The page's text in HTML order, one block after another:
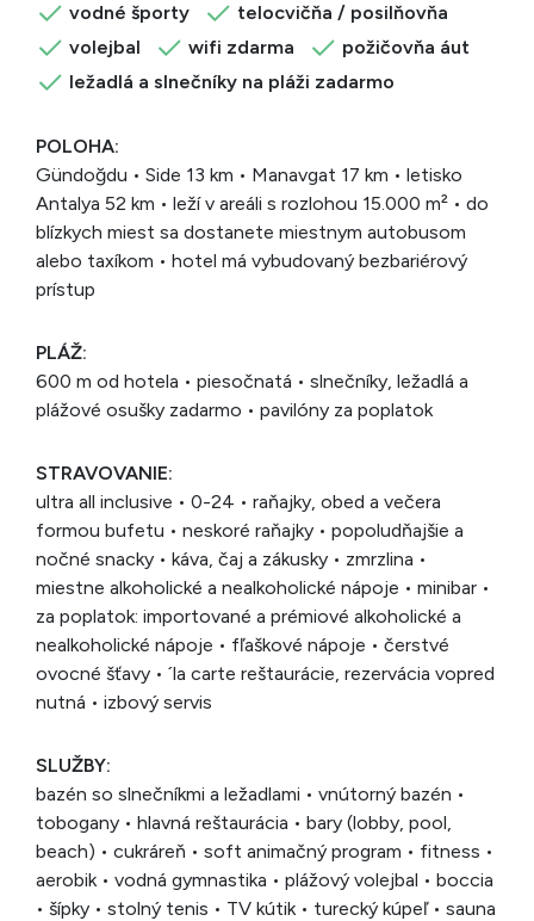
vodné športy
telocvičňa / posilňovňa
volejbal
wifi zdarma
požičovňa áut
ležadlá a slnečníky na pláži zadarmo
POLOHA:
Gündoğdu • Side 13 km • Manavgat 17 km • letisko
Antalya 52 km • leží v areáli s rozlohou 15.000 m² • do
blízkych miest sa dostanete miestnym autobusom
alebo taxíkom • hotel má vybudovaný bezbariérový
prístup
PLÁŽ:
600 m od hotela • piesočnatá • slnečníky, ležadlá a
plážové osušky zadarmo • pavilóny za poplatok
STRAVOVANIE:
ultra all inclusive • 0-24 • raňajky, obed a večera
formou bufetu • neskoré raňajky • popoludňajšie a
nočné snacky • káva, čaj a zákusky • zmrzlina •
miestne alkoholické a nealkoholické nápoje • minibar •
za poplatok: importované a prémiové alkoholické a
nealkoholické nápoje • fľaškové nápoje • čerstvé
ovocné šťavy • ´la carte reštaurácie, rezervácia vopred
nutná • izbový servis
SLUŽBY:
bazén so slnečníkmi a ležadlami • vnútorný bazén •
tobogany • hlavná reštaurácia • bary (lobby, pool,
beach) • cukráreň • soft animačný program • fitness •
aerobik • vodná gymnastika • plážový volejbal • boccia
• šípky • stolný tenis • TV kútik • turecký kúpeľ • sauna